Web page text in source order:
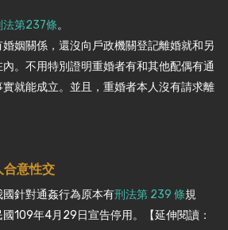
法第237條。
姻關係，還沒向戶政機關登記離婚就和另
。不用特別證明重婚者有和其他配偶有通
就能成立。並且，重婚者本人沒有請求離
合意性交
針對通姦行為原本有刑法第 239 條規
109年4月29日宣告停用。【延伸閱讀：